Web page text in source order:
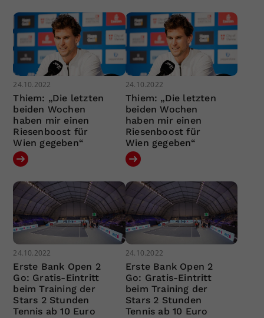
24.10.2022
Thiem: „Die letzten
beiden Wochen
haben mir einen
Riesenboost für
Wien gegeben“
24.10.2022
Thiem: „Die letzten
beiden Wochen
haben mir einen
Riesenboost für
Wien gegeben“
24.10.2022
Erste Bank Open 2
Go: Gratis-Eintritt
beim Training der
Stars 2 Stunden
Tennis ab 10 Euro
24.10.2022
Erste Bank Open 2
Go: Gratis-Eintritt
beim Training der
Stars 2 Stunden
Tennis ab 10 Euro